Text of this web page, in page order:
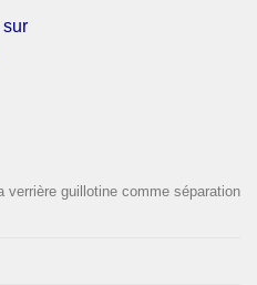
verrière guillotine comme séparation